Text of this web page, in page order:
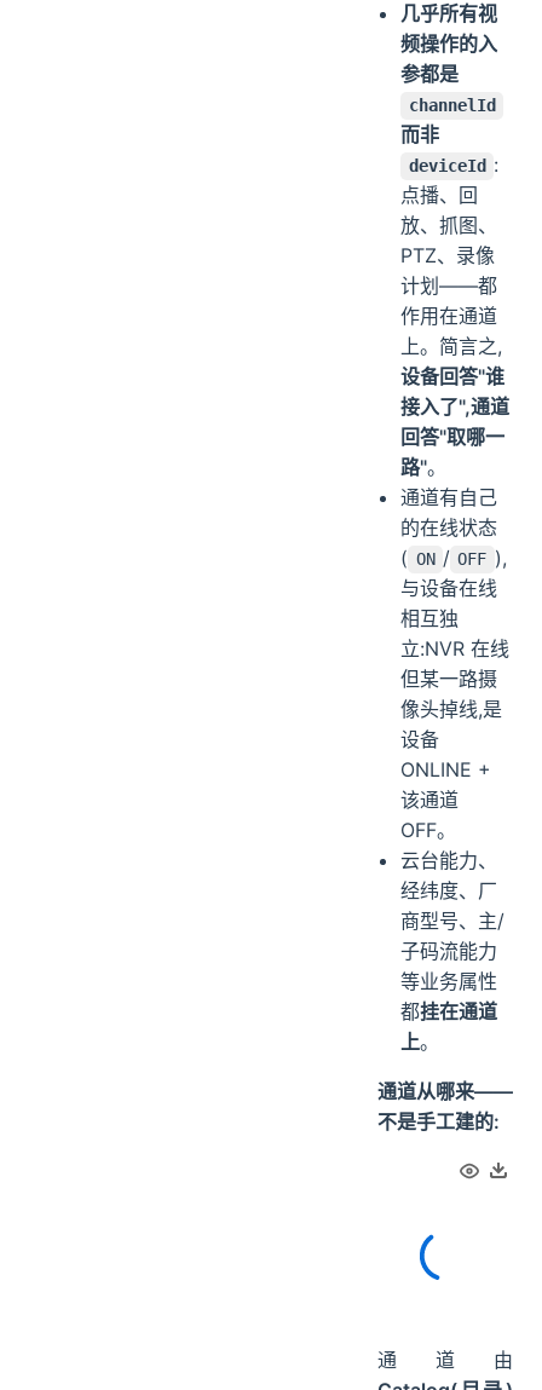
几乎所有视
频操作的入
参都是
channelId
而非
deviceId :
点播、回
放、抓图、
PTZ、录像
计划——都
作用在通道
上。简言之,
设备回答"谁
接入了",通道
回答"取哪一
路"。
通道有自己
的在线状态
( ON / OFF ),
与设备在线
相互独
立:NVR 在线
但某一路摄
像头掉线,是
设备
ONLINE +
该通道
OFF。
云台能力、
经纬度、厂
商型号、主/
子码流能力
等业务属性
都挂在通道
上。
通道从哪来——
不是手工建的:
通道由